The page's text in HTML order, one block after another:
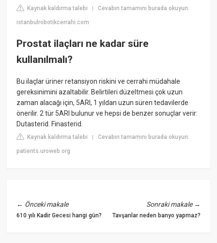
Kaynak kaldırma talebi |Cevabın tamamını burada okuyun:
istanbulrobotikcerrahi.com
Prostat ilaçları ne kadar süre
kullanılmalı?
Bu ilaçlar üriner retansiyon riskini ve cerrahi müdahale
gereksinimini azaltabilir. Belirtileri düzeltmesi çok uzun
zaman alacağı için, 5ARI, 1 yıldan uzun süren tedavilerde
önerilir. 2 tür 5ARI bulunur ve hepsi de benzer sonuçlar verir:
Dutasterid. Finasterid.
Kaynak kaldırma talebi |Cevabın tamamını burada okuyun:
patients.uroweb.org
← Önceki makale
610 yılı Kadir Gecesi hangi gün?
Sonraki makale→
Tavşanlar neden banyo yapmaz?